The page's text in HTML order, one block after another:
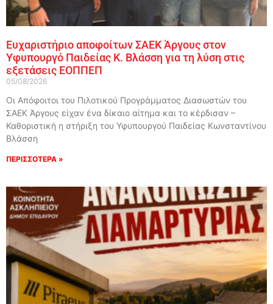
Ευχαριστήριο αποφοίτων ΣΑΕΚ Άργους στον
Υφυπουργό Παιδείας Κ. Βλάσση για τη λύση στις
εξετάσεις ΕΟΠΠΕΠ
05/08/2026
Οι Απόφοιτοι του Πιλοτικού Προγράμματος Διασωστών του
ΣΑΕΚ Άργους είχαν ένα δίκαιο αίτημα και το κέρδισαν –
Καθοριστική η στήριξη του Υφυπουργού Παιδείας Κωνσταντίνου
Βλάσση
ΠΕΡΙΣΣΟΤΕΡΑ »